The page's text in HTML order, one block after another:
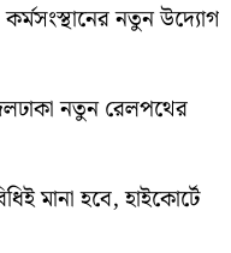
নতুন উদ্যোগ
নতুন রেলপথের
মানা হবে, হাইকোর্টে